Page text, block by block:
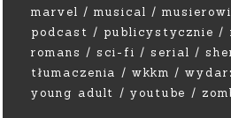
marvel
musical
podcast
publicystycznie
romans
sci-fi serial
tłumaczenia
wkkm
young adult
youtube